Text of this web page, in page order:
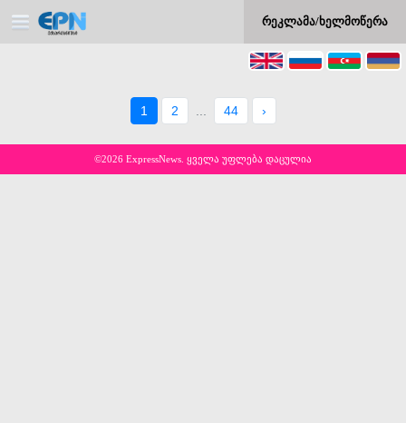
რეკლამა/ხელმოწერა
1 2 44 ›
©2026 ExpressNews. ყველა უფლება დაცულია